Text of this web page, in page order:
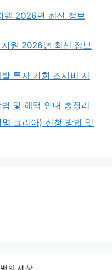
원 2026년 최신 정보
원 2026년 최신 정보
투자 기회 조사비 지
및 혜택 안내 총정리
코리아) 신청 방법 및
의 세상